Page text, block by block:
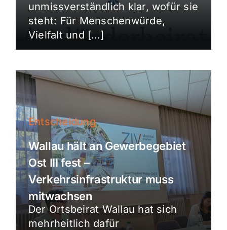
unmissverständlich klar, wofür sie
steht: Für Menschenwürde,
Vielfalt und […]
Entscheidung
Wallau hält an Gewerbegebiet
Ost III fest –
Verkehrsinfrastruktur muss
mitwachsen
Der Ortsbeirat Wallau hat sich
mehrheitlich dafür